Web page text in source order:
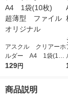
アスクル クリアーホ
ルダー A4 1袋(10
枚) 超薄型 ファイ
129円
商品説明